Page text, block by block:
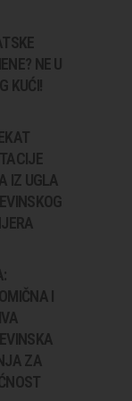
NE U
KUĆI!
IZ UGLA
I
ZA